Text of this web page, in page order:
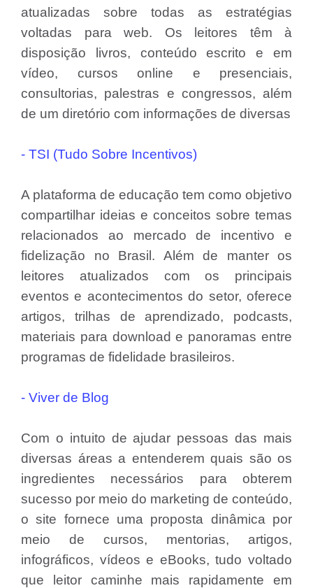
atualizadas sobre todas as estratégias
voltadas para web. Os leitores têm à
disposição livros, conteúdo escrito e em
vídeo, cursos online e presenciais,
consultorias, palestras e congressos, além
de um diretório com informações de diversas
- TSI (Tudo Sobre Incentivos)
A plataforma de educação tem como objetivo
compartilhar ideias e conceitos sobre temas
relacionados ao mercado de incentivo e
fidelização no Brasil. Além de manter os
leitores atualizados com os principais
eventos e acontecimentos do setor, oferece
artigos, trilhas de aprendizado, podcasts,
materiais para download e panoramas entre
programas de fidelidade brasileiros.
- Viver de Blog
Com o intuito de ajudar pessoas das mais
diversas áreas a entenderem quais são os
ingredientes necessários para obterem
sucesso por meio do marketing de conteúdo,
o site fornece uma proposta dinâmica por
meio de cursos, mentorias, artigos,
infográficos, vídeos e eBooks, tudo voltado
que leitor caminhe mais rapidamente em